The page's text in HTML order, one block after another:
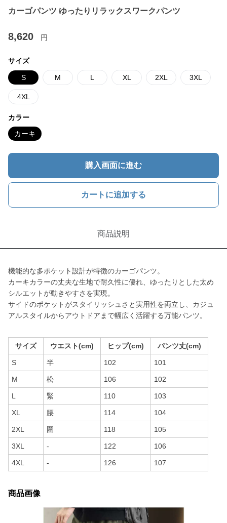
カーゴパンツ ゆったりリラックスワークパンツ
8,620 円
サイズ
S M L XL 2XL 3XL
4XL
カラー
カーキ
購入画面に進む
カートに追加する
商品説明
機能的な多ポケット設計が特徴のカーゴパンツ。
カーキカラーの丈夫な生地で耐久性に優れ、ゆったりとした太め
シルエットが動きやすさを実現。
サイドのポケットがスタイリッシュさと実用性を両立し、カジュ
アルスタイルからアウトドアまで幅広く活躍する万能パンツ。
サイズ ウエスト(cm) ヒップ(cm) パンツ丈(cm)
S 半 102 101
M 松 106 102
L 緊 110 103
XL 腰 114 104
2XL 圍 118 105
3XL - 122 106
4XL - 126 107
商品画像